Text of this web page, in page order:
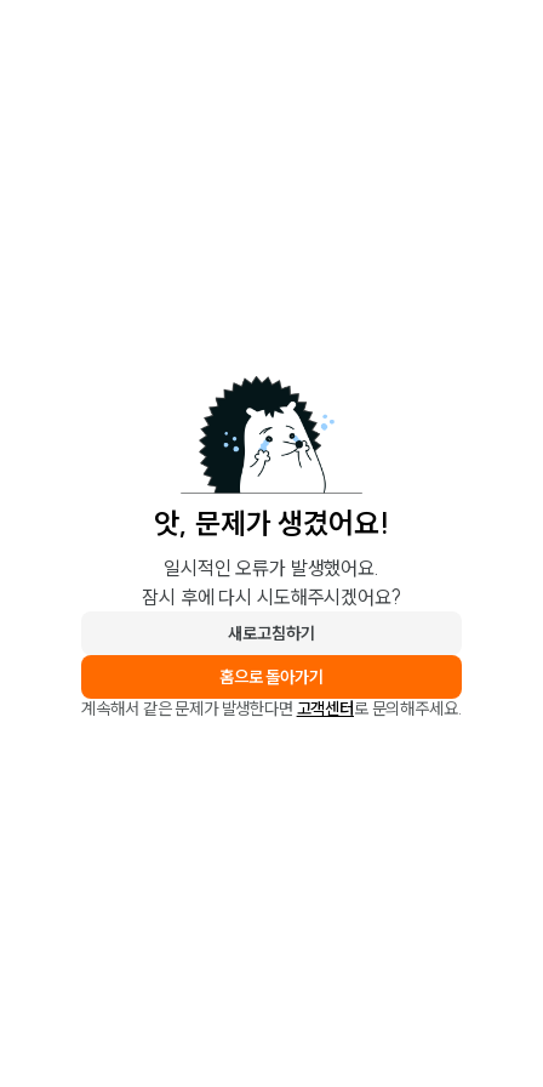
앗, 문제가 생겼어요!
일시적인 오류가 발생했어요.
잠시 후에 다시 시도해주시겠어요?
새로고침하기
홈으로 돌아가기
계속해서 같은 문제가 발생한다면 고객센터로 문의해주세요.